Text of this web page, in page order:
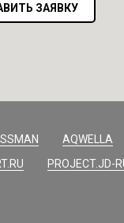
ЗАЯВКУ
AQWELLA
PROJECT.JD-